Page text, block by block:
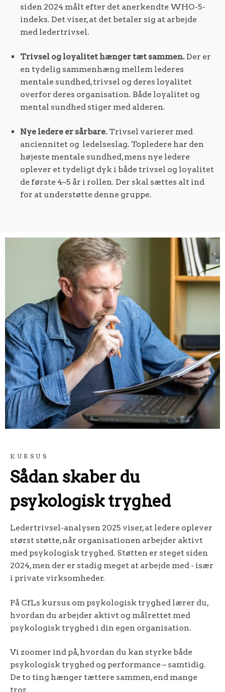
siden 2024 målt efter det anerkendte WHO-5-
indeks. Det viser, at det betaler sig at arbejde
med ledertrivsel.
Trivsel og loyalitet hænger tæt sammen. Der er
en tydelig sammenhæng mellem lederes
mentale sundhed, trivsel og deres loyalitet
overfor deres organisation. Både loyalitet og
mental sundhed stiger med alderen.
Nye ledere er sårbare. Trivsel varierer med
anciennitet og ledelseslag. Topledere har den
højeste mentale sundhed, mens nye ledere
oplever et tydeligt dyk i både trivsel og loyalitet
de første 4–5 år i rollen. Der skal sættes alt ind
for at understøtte denne gruppe.
KURSUS
Sådan skaber du
psykologisk tryghed
Ledertrivsel-analysen 2025 viser, at ledere oplever
størst støtte, når organisationen arbejder aktivt
med psykologisk tryghed. Støtten er steget siden
2024, men der er stadig meget at arbejde med - især
i private virksomheder.
På CfLs kursus om psykologisk tryghed lærer du,
hvordan du arbejder aktivt og målrettet med
psykologisk tryghed i din egen organisation.
Vi zoomer ind på, hvordan du kan styrke både
psykologisk tryghed og performance – samtidig.
De to ting hænger tættere sammen, end mange
tror.